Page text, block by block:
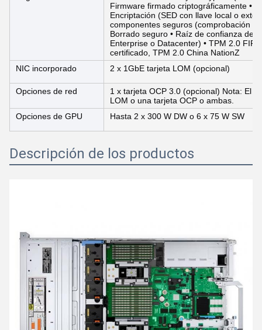
Firmware firmado criptográficamente •
Encriptación (SED con llave local o
componentes seguros (comprobación
Borrado seguro • Raíz de confianza de
Enterprise o Datacenter) • TPM 2.0
certificado, TPM 2.0 China NationZ
NIC incorporado
2 x 1GbE tarjeta LOM (opcional)
Opciones de red
1 x tarjeta OCP 3.0 (opcional) Nota: El
LOM o una tarjeta OCP o ambas.
Opciones de GPU
Hasta 2 x 300 W DW o 6 x 75 W SW
Descripción de los productos